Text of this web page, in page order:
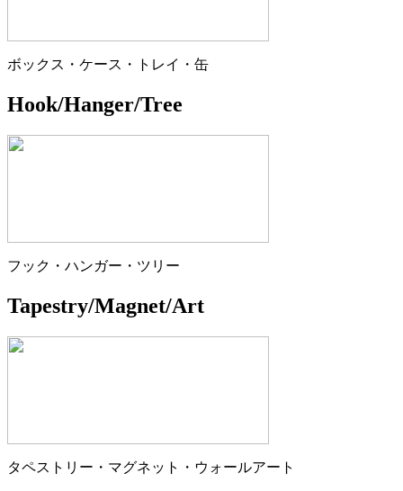
ボックス・ケース・トレイ・缶
Hook/Hanger/Tree
フック・ハンガー・ツリー
Tapestry/Magnet/Art
タペストリー・マグネット・ウォールアート